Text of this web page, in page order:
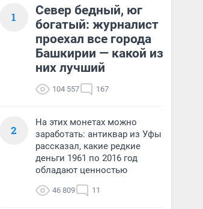
1
Север бедный, юг
богатый: журналист
проехал все города
Башкирии — какой из
них лучший
104 557 167
2
На этих монетах можно
заработать: антиквар из Уфы
рассказал, какие редкие
деньги 1961 по 2016 год
обладают ценностью
46 809 11